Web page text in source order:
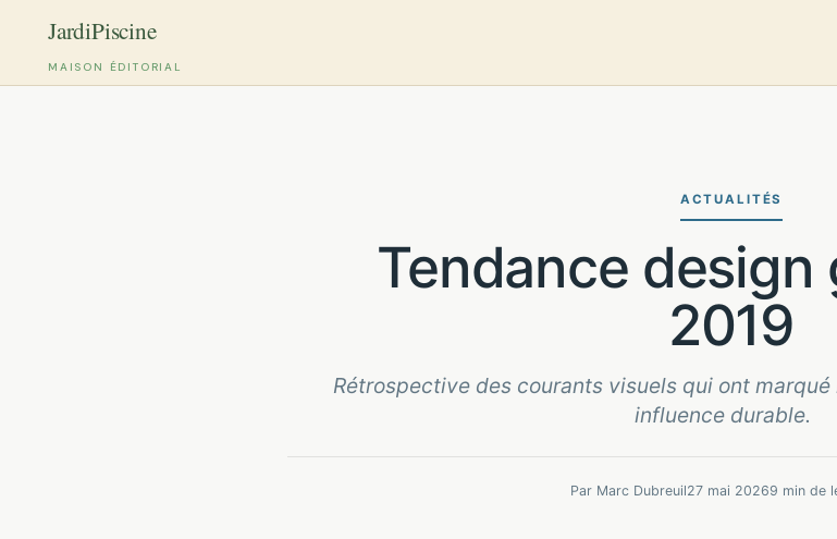
MAISON ÉDITORIAL
ACTUALITÉS
Tendance design graphique
2019
Rétrospective des courants visuels qui ont
influence durable.
Par Marc Dubreuil27 mai 20269 min de